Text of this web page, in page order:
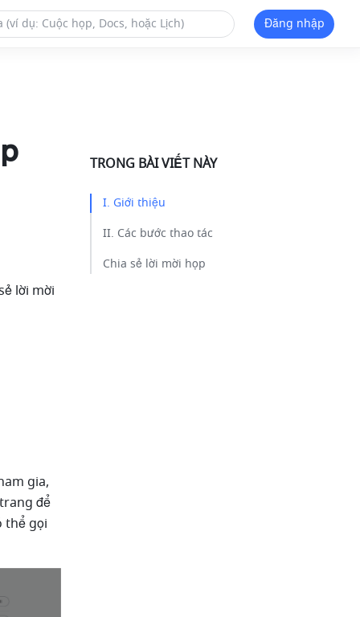
Đăng nhập
lời mời
gia,
để
thể gọi
TRONG BÀI VIẾT NÀY
I. Giới thiệu ​
II. Các bước thao tác​
Chia sẻ lời mời họp ​